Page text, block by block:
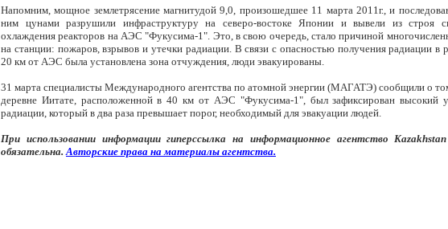
Напомним, мощное землетрясение магнитудой 9,0, произошедшее 11 марта 2011г., и
ним цунами разрушили инфраструктуру на северо-востоке Японии и вывели из строя
охлаждения реакторов на АЭС "Фукусима-1". Это, в свою очередь, стало причиной
на станции: пожаров, взрывов и утечки радиации. В связи с опасностью получения радиации в
20 км от АЭС была установлена зона отчуждения, люди эвакуированы.
31 марта специалисты Международного агентства по атомной энергии (МАГАТЭ) сообщили о
деревне Иитате, расположенной в 40 км от АЭС "Фукусима-1", был зафиксирован высокий
радиации, который в два раза превышает порог, необходимый для эвакуации людей.
При использовании информациигиперссылка на информационное агентство
обязательна. Авторские права на материалы агентства.